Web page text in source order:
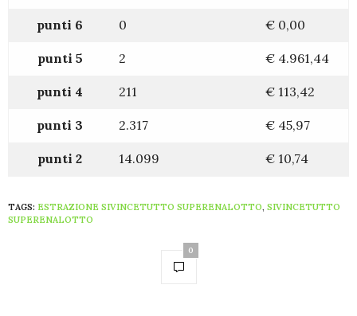
punti 6 0 € 0,00
punti 5 2 € 4.961,44
punti 4 211 € 113,42
punti 3 2.317 € 45,97
punti 2 14.099 € 10,74
TAGS: ESTRAZIONE SIVINCETUTTO SUPERENALOTTO, SIVINCETUTTO
SUPERENALOTTO
0